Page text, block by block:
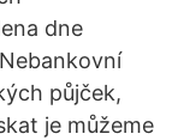
dne
půjček,
je můžeme